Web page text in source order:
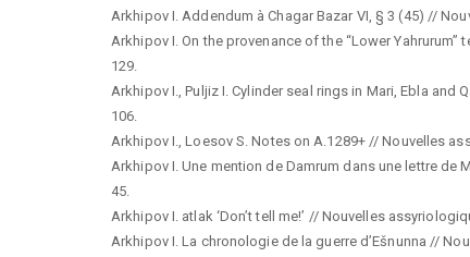
Arkhipov I. Addendum à Chagar Bazar VI, § 3 (45) //
Arkhipov I. On the provenance of the “Lower
129.
Arkhipov I., Puljiz I. Cylinder seal rings in Mari, Ebla and
106.
Arkhipov I., Loesov S. Notes on A.1289+ // Nouvelles
Arkhipov I. Une mention de Damrum dans une lettre de
45.
Arkhipov I. atlak ‘Don’t tell me!’ // Nouvelles
Arkhipov I. La chronologie de la guerre d’Ešnunna //